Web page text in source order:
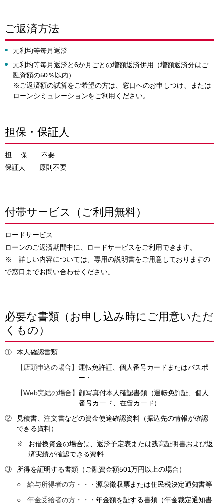
ご返済方法
元利均等毎月返済
元利均等毎月返済と6か月ごとの増額返済併用（増額返済分はご
融資額の50％以内）
※ご返済額の試算をご希望の方は、窓口へのお申しつけ、または
ローンシミュレーションをご利用ください。
担保・保証人
担 保 不要
保証人 原則不要
付帯サービス（ご利用無料）
ロードサービス
ローンのご返済期間中に、ロードサービスをご利用できます。
※ 詳しい内容については、専用の説明書をご用意しておりますの
で窓口までお問い合わせください。
必要な書類（お申し込み時にご用意いただ
くもの）
①
本人確認書類
【店頭申込の場合】 運転免許証、個人番号カードまたはパスポ
ート
【Web完結の場合】 顔写真付本人確認書類（運転免許証、個人
番号カード、在留カード）
②
見積書、注文書などの資金使途確認資料（振込先の情報が確認
できる資料）
※
お借換資金の場合は、返済予定表または残高証明書および返
済実績が確認できる資料
③
所得を証明する書類（ご融資金額501万円以上の場合）
○ 給与所得者の方・・・ 源泉徴収票または住民税決定通知書等
○ 年金受給者の方・・・ 年金額を証する書類（年金裁定通知書